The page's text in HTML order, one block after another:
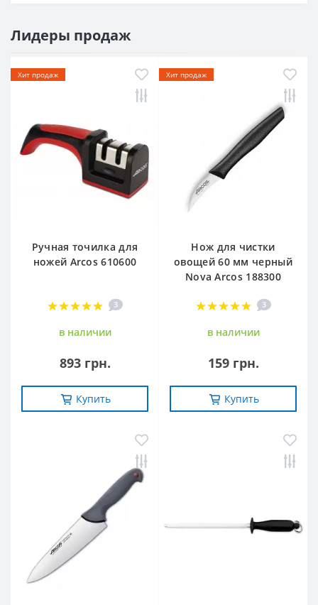
Лидеры продаж
Хит продаж
Ручная точилка для
ножей Arcos 610600
3
в наличии
893 грн.
Купить
Хит продаж
Нож для чистки
овощей 60 мм черный
Nova Arcos 188300
3
в наличии
159 грн.
Купить